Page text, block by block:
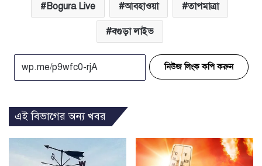
Bogura Live আবহাওয়া তাপমাত্রা
বগুড়া লাইভ
নিউজ লিংক কপি করুন
এই বিভাগের অন্য খবর